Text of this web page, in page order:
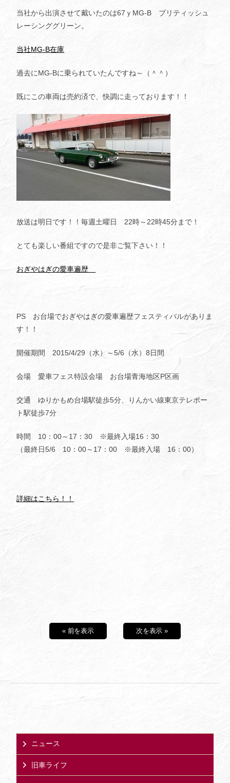
当社から出演させて戴いたのは67ｙMG-B ブリティッシュ
レーシンググリーン。
当社MG-B在庫
過去にMG-Bに乗られていたんですね～（＾＾）
既にこの車両は売約済で、快調に走っております！！
放送は明日です！！毎週土曜日 22時～22時45分まで！
とても楽しい番組ですので是非ご覧下さい！！
おぎやはぎの愛車遍歴
PS お台場でおぎやはぎの愛車遍歴フェスティバルがありま
す！！
開催期間 2015/4/29（水）～5/6（水）8日間
会場 愛車フェス特設会場 お台場青海地区P区画
交通 ゆりかもめ台場駅徒歩5分、りんかい線東京テレポー
ト駅徒歩7分
時間 10：00～17：30 ※最終入場16：30
（最終日5/6 10：00～17：00 ※最終入場 16：00）
詳細はこちら！！
« 前を表示 次を表示 »
ニュース
旧車ライフ